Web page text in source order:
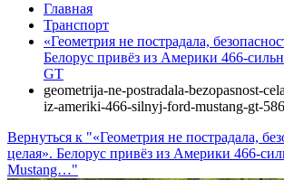
Главная
Транспорт
«Геометрия не пострадала,
Белорус привёз из Америки 466-
GT
geometrija-ne-postradala-bezopasnost-
iz-ameriki-466-silnyj-ford-mustang-gt-
Вернуться к "«Геометрия не пострадала,
целая». Белорус привёз из Америки 466-
Mustang…"